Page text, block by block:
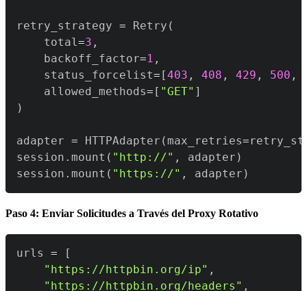
retry_strategy = Retry (
    total
=3 ,
    backoff_factor
=1 ,
    status_forcelist
= [403 , 408 , 429 , 500 ,
    allowed_methods
= [ "GET" ]
)
adapter = HTTPAdapter ( max_retries=
session . mount ( "http://" , adapter )
session . mount ( "https://" , adapter )
Paso 4: Enviar Solicitudes a Través del Proxy Rotativo
urls =
[
"https://httpbin.org/ip" ,
"https://httpbin.org/headers" ,